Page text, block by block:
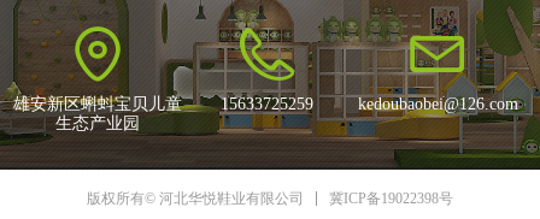
雄安新区蝌蚪宝贝儿童
生态产业园
15633725259 kedoubaobei@126.com
版权所有© 河北华悦鞋业有限公司 冀ICP备19022398号